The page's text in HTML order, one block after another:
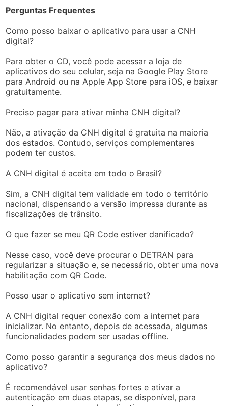
Perguntas Frequentes
Como posso baixar o aplicativo para usar a CNH
digital?
Para obter o CD, você pode acessar a loja de
aplicativos do seu celular, seja na Google Play Store
para Android ou na Apple App Store para iOS, e baixar
gratuitamente.
Preciso pagar para ativar minha CNH digital?
Não, a ativação da CNH digital é gratuita na maioria
dos estados. Contudo, serviços complementares
podem ter custos.
A CNH digital é aceita em todo o Brasil?
Sim, a CNH digital tem validade em todo o território
nacional, dispensando a versão impressa durante as
fiscalizações de trânsito.
O que fazer se meu QR Code estiver danificado?
Nesse caso, você deve procurar o DETRAN para
regularizar a situação e, se necessário, obter uma nova
habilitação com QR Code.
Posso usar o aplicativo sem internet?
A CNH digital requer conexão com a internet para
inicializar. No entanto, depois de acessada, algumas
funcionalidades podem ser usadas offline.
Como posso garantir a segurança dos meus dados no
aplicativo?
É recomendável usar senhas fortes e ativar a
autenticação em duas etapas, se disponível, para